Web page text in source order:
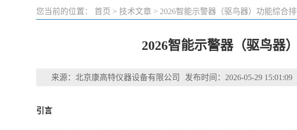
您当前的位置： 首页 > 技术文章 > 2026智能示警器（驱鸟器）功能综合
2026智能示警器（驱鸟器
来源：北京康高特仪器设备有限公司 发布时间：2026-05-29 15:01:09
引言